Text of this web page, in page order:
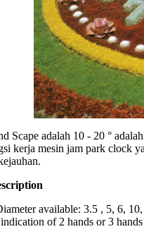
Scape adalah 10 - 20 °
kerja mesin jam park clock
available: 3.5 , 5, 6,
of 2 hands or 3